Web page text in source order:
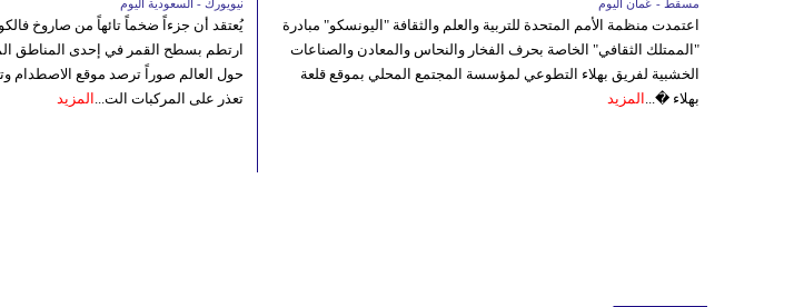
نيويورك - السعودية اليوم
ارتطم بسطح القمر في إحدى المناطق
حول العالم صوراً ترصد موقع الاصطدام
تعذر على المركبات الت... المزيد
مسقط - عُمان اليوم
اعتمدت منظمة الأمم المتحدة للتربية والعلم والثقافة "اليونسكو" مبادرة
"الممتلك الثقافي" الخاصة بحرف الفخار والنحاس والمعادن والصناعات
الخشبية لفريق بهلاء التطوعي لمؤسسة المجتمع المحلي بموقع قلعة
بهلاء �... المزيد